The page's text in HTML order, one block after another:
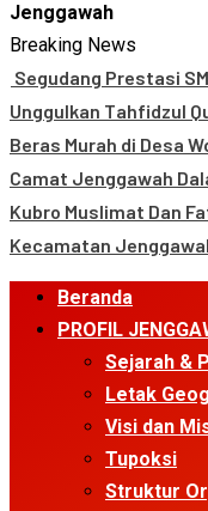
Jenggawah
Breaking News
Segudang Prestasi
Unggulkan Tahfidzul
Beras Murah di Desa
Camat Jenggawah
Kubro Muslimat Dan
Kecamatan
Primary
Menu
Beranda
PROFIL
Sejarah &
Letak
Visi dan
Tupoksi
Struktur